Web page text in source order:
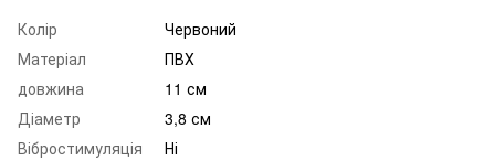
Колір
Червоний
Матеріал
ПВХ
довжина
11 см
Діаметр
3,8 см
Вібростимуляція
Ні